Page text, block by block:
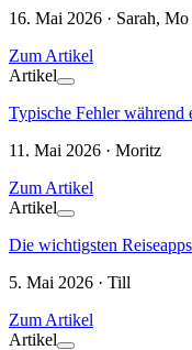
16. Mai 2026 · Sarah, Mo
Zum Artikel
Artikel
Typische Fehler während
11. Mai 2026 · Moritz
Zum Artikel
Artikel
Die wichtigsten
5. Mai 2026 · Till
Zum Artikel
Artikel